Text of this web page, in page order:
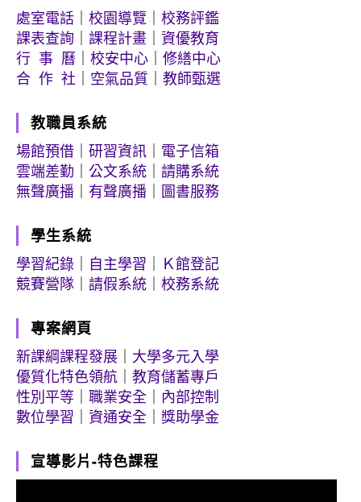
處室電話
校園導覽
校務評鑑
課表查詢
課程計畫
資優教育
行 事 曆
校安中心
修繕中心
合 作 社
空氣品質 教師甄選
教職員系統
場館預借
研習資訊
電子信箱
雲端差勤
公文系統
請購系統
無聲廣播
有聲廣播 圖書服務
學生系統
學習紀錄
自主學習
Ｋ館登記
競賽營隊
請假系統 校務系統
專案網頁
新課綱課程發展
大學多元入學
優質化特色領航
教育儲蓄專戶
性別平等
職業安全
內部控制
數位學習
資通安全 獎助學金
宣導影片-特色課程